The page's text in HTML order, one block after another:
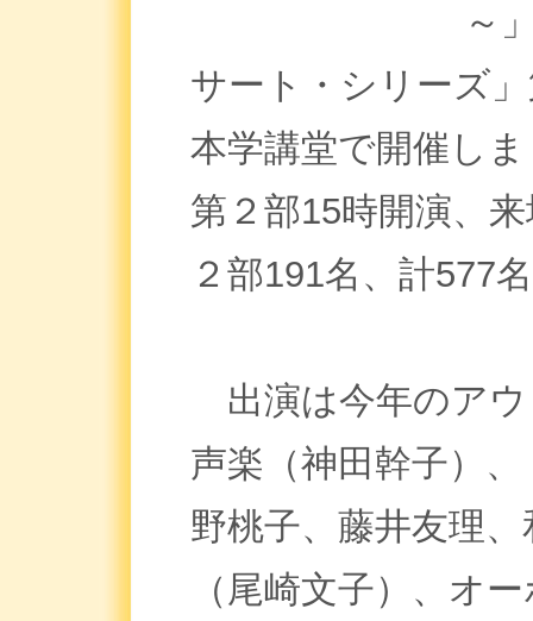
～
サート・シリーズ
本学講堂で開催し
第２部15時開演、
２部191名、計577
出演は今年のアウ
声楽（神田幹子）
野桃子、藤井友理
（尾崎文子）、オ